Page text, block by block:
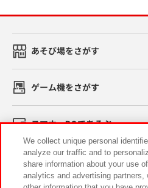
あそび場をさがす
ゲーム機をさがす
スマホ・PCであそぶ
イベント・キャンペーン
We collect unique personal
analyze our traffic and to
share information about your use
analytics and advertising